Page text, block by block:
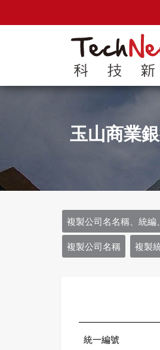
玉山商業
複製公司名名稱、統編
複製公司名稱 複製
統一編號